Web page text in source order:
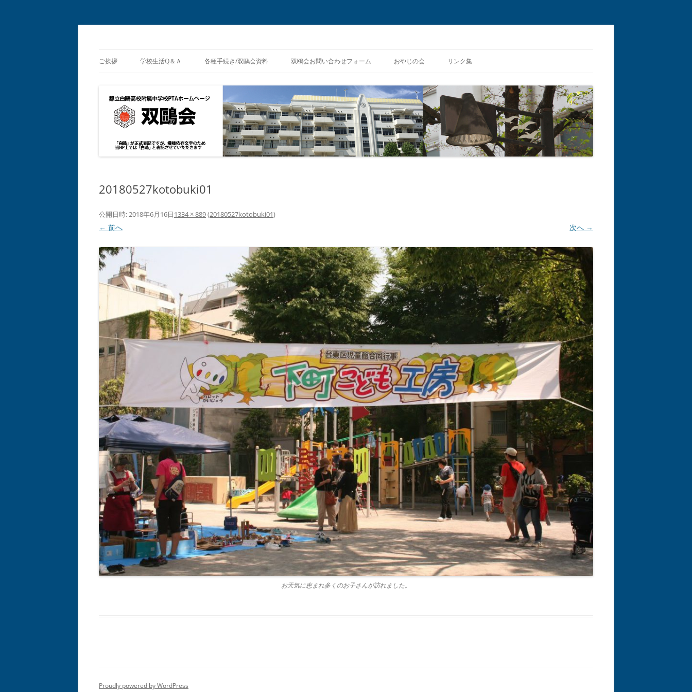
ン
テ
へ
ス
キ
ッ
プ
ご挨拶 学校生活Q＆Ａ 各種手続き/双鷗会資料
総合補償の番号問い合わせ
双鴎会お問い合わせフォーム おやじの会 リンク集
20180527kotobuki01
公開日時:2018年6月16日1334 × 889(20180527kotobuki01)
← 前へ 次へ →
お天気に恵まれ多くのお子さんが訪れました。
Proudly powered by WordPress